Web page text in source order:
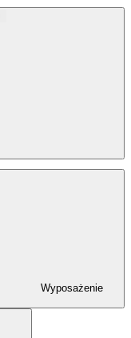
Wyposażenie